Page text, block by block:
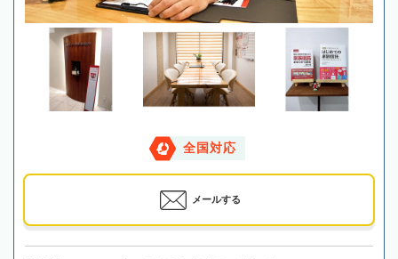
全国対応
メールする